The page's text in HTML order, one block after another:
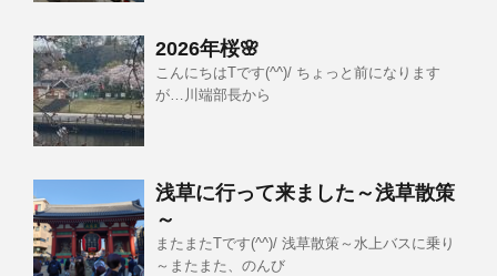
2026年桜🌸
こんにちはTです(^^)/ ちょっと前になります
が…川端部長から
浅草に行って来ました～浅草散策
～
またまたTです(^^)/ 浅草散策～水上バスに乗り
～またまた、のんび